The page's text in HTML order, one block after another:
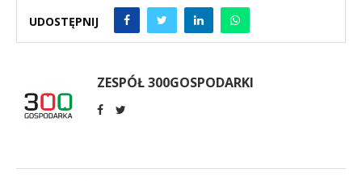
UDOSTĘPNIJ
ZESPÓŁ 300GOSPODARKI